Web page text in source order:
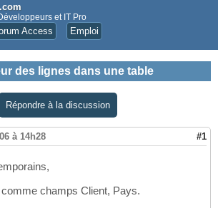
et IT Pro
Access Emploi
des lignes dans une table
Répondre à la discussion
à 14h28 #1
champs Client, Pays.